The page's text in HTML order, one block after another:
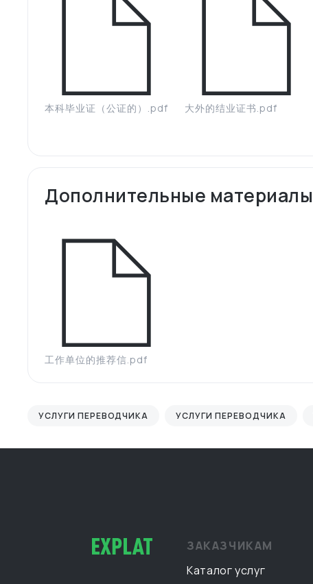
本科毕业证（公证的）.pdf 大外的结业证书.pdf
Дополнительные материалы
工作单位的推荐信.pdf
УСЛУГИ ПЕРЕВОДЧИКА УСЛУГИ ПЕРЕВОДЧИКА
ЗАКАЗЧИКАМ
Каталог услуг